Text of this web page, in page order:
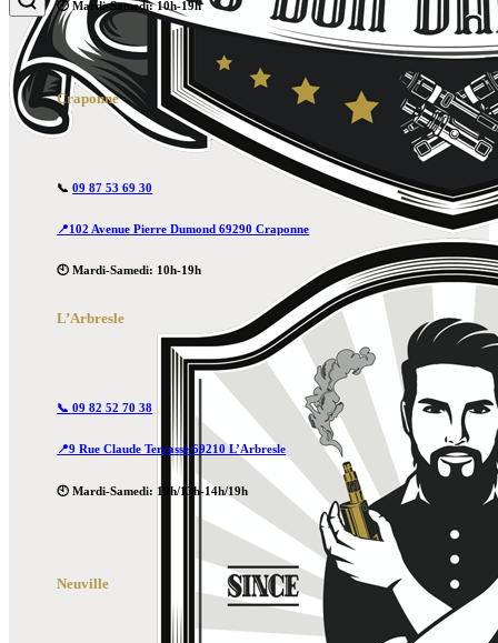
🕙 Mardi-Samedi: 10h-19h
Craponne
📞09 87 53 69 30
📍102 Avenue Pierre Dumond 69290 Craponne
🕙 Mardi-Samedi: 10h-19h
L’Arbresle
📞 09 82 52 70 38
📍9 Rue Claude Terrasse 69210 L’Arbresle
🕙 Mardi-Samedi: 10h/13h-14h/19h
Neuville